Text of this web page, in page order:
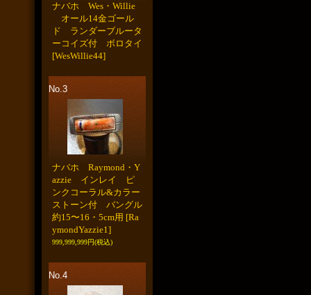
ナバホ Wes・Willie
オール14金ゴール
ド ランダーブルータ
ーコイズ付 ボロタイ
[WesWillie44]
No.3
ナバホ Raymond・Y
azzie インレイ ピ
ンクコーラル&カラー
ストーン付 バングル
約15〜16・5cm用 [Ra
ymondYazzie1]
999,999,999円(税込)
No.4